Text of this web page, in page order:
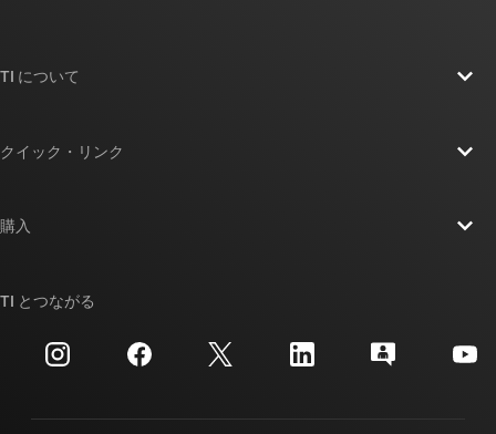
TI について
投資家向け情報
製造
クイック・リンク
クロスリファレンス検索
カスタマー・サポート・センター
購入
ご注文に関する FAQ
TI とつながる